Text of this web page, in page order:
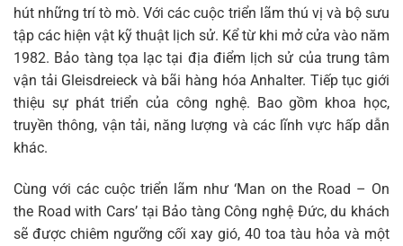
hút những trí tò mò. Với các cuộc triển lãm thú vị và bộ sưu
tập các hiện vật kỹ thuật lịch sử. Kể từ khi mở cửa vào năm
1982. Bảo tàng tọa lạc tại địa điểm lịch sử của trung tâm
vận tải Gleisdreieck và bãi hàng hóa Anhalter. Tiếp tục giới
thiệu sự phát triển của công nghệ. Bao gồm khoa học,
truyền thông, vận tải, năng lượng và các lĩnh vực hấp dẫn
khác.
Cùng với các cuộc triển lãm như ‘Man on the Road – On
the Road with Cars’ tại Bảo tàng Công nghệ Đức, du khách
sẽ được chiêm ngưỡng cối xay gió, 40 toa tàu hỏa và một